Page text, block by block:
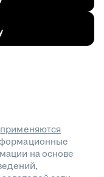
применяются
на основе